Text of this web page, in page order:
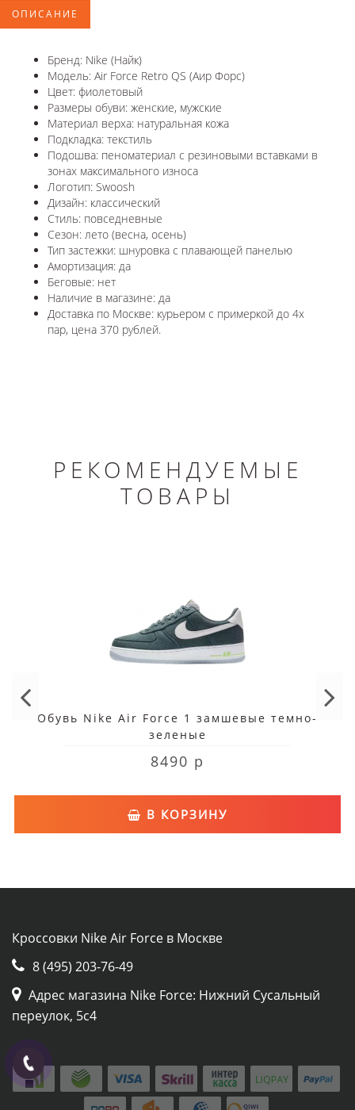
ОПИСАНИЕ
Бренд: Nike (Найк)
Модель: Air Force Retro QS (Аир Форс)
Цвет: фиолетовый
Размеры обуви: женские, мужские
Материал верха: натуральная кожа
Подкладка: текстиль
Подошва: пеноматериал с резиновыми вставками в
зонах максимального износа
Логотип: Swoosh
Дизайн: классический
Стиль: повседневные
Сезон: лето (весна, осень)
Тип застежки: шнуровка с плавающей панелью
Амортизация: да
Беговые: нет
Наличие в магазине: да
Доставка по Москве: курьером с примеркой до 4х
пар, цена 370 рублей.
РЕКОМЕНДУЕМЫЕ
ТОВАРЫ
Обувь Nike Air Force 1 замшевые темно-
зеленые
8490 р
В КОРЗИНУ
Кроссовки Nike Air Force в Москве
8 (495) 203-76-49
Адрес магазина Nike Force: Нижний Сусальный
переулок, 5с4